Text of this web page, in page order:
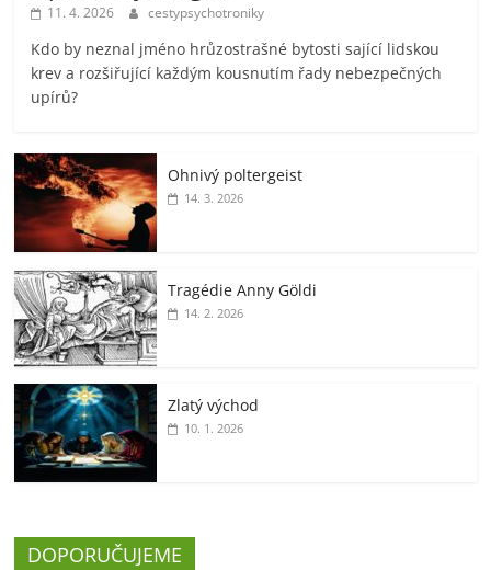
11. 4. 2026 cestypsychotroniky
Kdo by neznal jméno hrůzostrašné bytosti sající lidskou
krev a rozšiřující každým kousnutím řady nebezpečných
upírů?
Ohnivý poltergeist
14. 3. 2026
Tragédie Anny Göldi
14. 2. 2026
Zlatý východ
10. 1. 2026
DOPORUČUJEME